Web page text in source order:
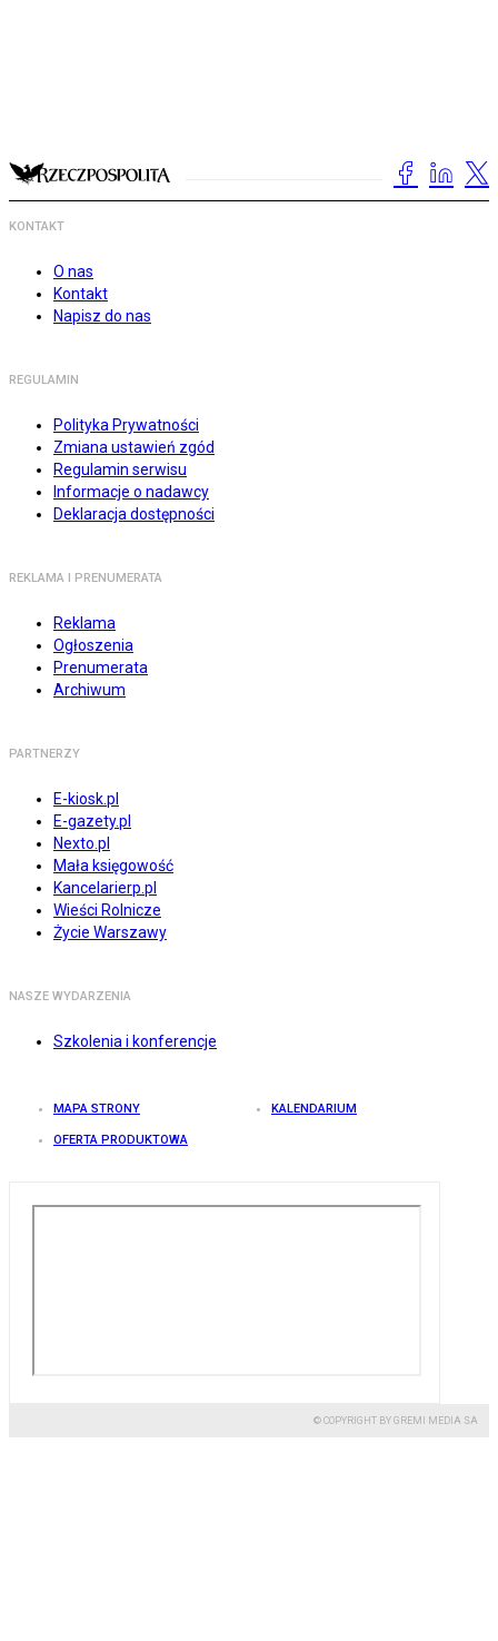
KONTAKT
O nas
Kontakt
Napisz do nas
REGULAMIN
Polityka Prywatności
Zmiana ustawień zgód
Regulamin serwisu
Informacje o nadawcy
Deklaracja dostępności
REKLAMA I PRENUMERATA
Reklama
Ogłoszenia
Prenumerata
Archiwum
PARTNERZY
E-kiosk.pl
E-gazety.pl
Nexto.pl
Mała księgowość
Kancelarierp.pl
Wieści Rolnicze
Życie Warszawy
NASZE WYDARZENIA
Szkolenia i konferencje
MAPA STRONY KALENDARIUM
OFERTA PRODUKTOWA
© COPYRIGHT BY GREMI MEDIA SA